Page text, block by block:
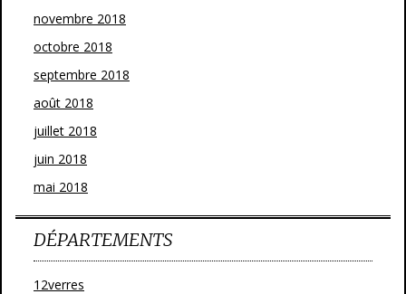
novembre 2018
octobre 2018
septembre 2018
août 2018
juillet 2018
juin 2018
mai 2018
DÉPARTEMENTS
12verres